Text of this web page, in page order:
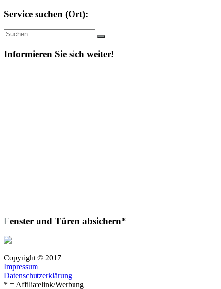
Service suchen (Ort):
Suche
nach:
Suchen
Informieren Sie sich weiter!
Fenster und Türen absichern*
Copyright © 2017
Impressum
Datenschutzerklärung
* = Affiliatelink/Werbung